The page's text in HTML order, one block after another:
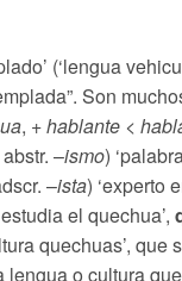
(‘lengua
Son
, +hablante <
–ismo)
–ista) ‘experto
el quechua’,
quechuas’, que
lengua o cultura